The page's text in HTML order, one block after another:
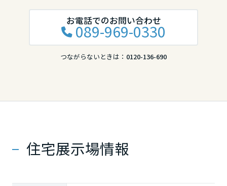
お電話でのお問い合わせ
089-969-0330
つながらないときは： 0120-136-690
住宅展示場情報